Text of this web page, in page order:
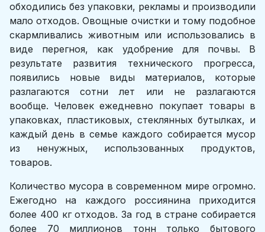
обходились без упаковки, рекламы и производили
мало отходов. Овощные очистки и тому подобное
скармливались животным или использовались в
виде перегноя, как удобрение для почвы. В
результате развития технического прогресса,
появились новые виды материалов, которые
разлагаются сотни лет или не разлагаются
вообще. Человек ежедневно покупает товары в
упаковках, пластиковых, стеклянных бутылках, и
каждый день в семье каждого собирается мусор
из ненужных, использованных продуктов,
товаров.
Количество мусора в современном мире огромно.
Ежегодно на каждого россиянина приходится
более 400 кг отходов. За год в стране собирается
более 70 миллионов тонн только бытового